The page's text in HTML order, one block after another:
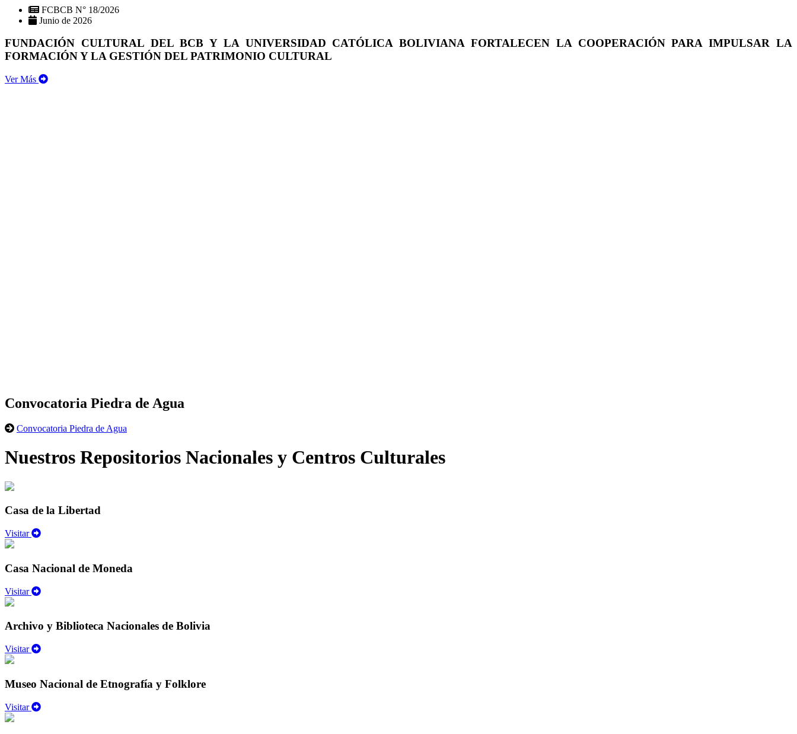
FCBCB N° 18/2026
Junio de 2026
FUNDACIÓN CULTURAL DEL BCB Y LA UNIVERSIDAD CATÓLICA BOLIVIANA FORTALECEN LA COOPERACIÓN PARA IMPULSAR LA
FORMACIÓN Y LA GESTIÓN DEL PATRIMONIO CULTURAL
Ver Más
Convocatoria Piedra de Agua
Convocatoria Piedra de Agua
Nuestros Repositorios Nacionales y Centros Culturales
Casa de la Libertad
Visitar
Casa Nacional de Moneda
Visitar
Archivo y Biblioteca Nacionales de Bolivia
Visitar
Museo Nacional de Etnografía y Folklore
Visitar